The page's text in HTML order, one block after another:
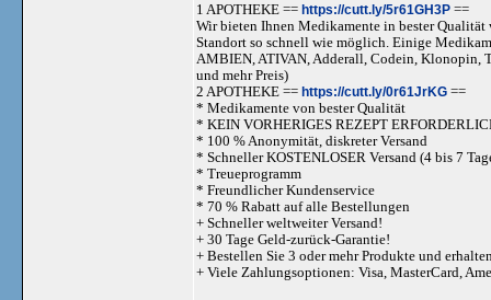
1 APOTHEKE == https://cutt.ly/5r61GH3P ==
Wir bieten Ihnen Medikamente in bester
Standort so schnell wie möglich. Einige
AMBIEN, ATIVAN, Adderall, Codein, Klonopin,
und mehr Preis)
2 APOTHEKE == https://cutt.ly/0r61JrKG ==
* Medikamente von bester Qualität
* KEIN VORHERIGES REZEPT
* 100 % Anonymität, diskreter Versand
* Schneller KOSTENLOSER Versand (4 bis 7
* Treueprogramm
* Freundlicher Kundenservice
* 70 % Rabatt auf alle Bestellungen
+ Schneller weltweiter Versand!
+ 30 Tage Geld-zurück-Garantie!
+ Bestellen Sie 3 oder mehr Produkte und
+ Viele Zahlungsoptionen: Visa, MasterCard,